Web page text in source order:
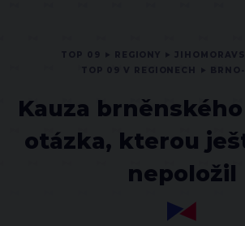
Kauza
otázka, kterou
nepoložil